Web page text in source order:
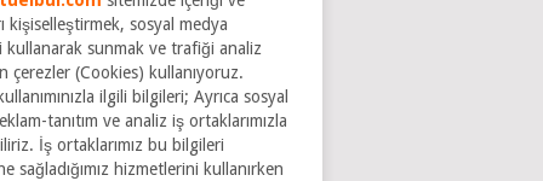
kişiselleştirmek, sosyal medya
kullanarak sunmak ve trafiği analiz
çerezler (Cookies) kullanıyoruz.
ilgili bilgileri; Ayrıca sosyal
tanıtım ve analiz iş ortaklarımızla
İş ortaklarımız bu bilgileri
sağladığımız hizmetlerini kullanırken